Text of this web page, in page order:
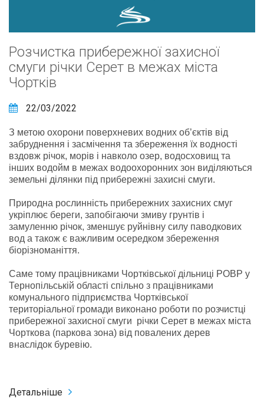
Розчистка прибережної захисної
смуги річки Серет в межах міста
Чортків
22/03/2022
З метою охорони поверхневих водних об’єктів від
забруднення і засмічення та збереження їх водності
вздовж річок, морів і навколо озер, водосховищ та
інших водойм в межах водоохоронних зон виділяються
земельні ділянки під прибережні захисні смуги.
Природна рослинність прибережних захисних смуг
укріплює береги, запобігаючи змиву грунтів і
замуленню річок, зменшує руйнівну силу паводкових
вод а також є важливим осередком збереження
біорізноманіття.
Саме тому працівниками Чортківської дільниці РОВР у
Тернопільській області спільно з працівниками
комунального підприємства Чортківської
територіальної громади виконано роботи по розчистці
прибережної захисної смуги річки Серет в межах міста
Чорткова (паркова зона) від повалених дерев
внаслідок буревію.
Детальніше